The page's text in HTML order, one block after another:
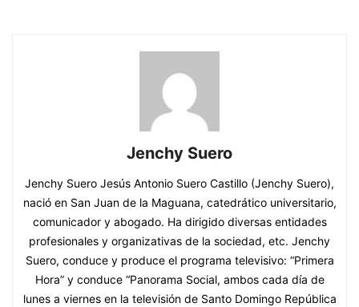
Jenchy Suero
Jenchy Suero Jesús Antonio Suero Castillo (Jenchy Suero),
nació en San Juan de la Maguana, catedrático universitario,
comunicador y abogado. Ha dirigido diversas entidades
profesionales y organizativas de la sociedad, etc. Jenchy
Suero, conduce y produce el programa televisivo: “Primera
Hora” y conduce “Panorama Social, ambos cada día de
lunes a viernes en la televisión de Santo Domingo República